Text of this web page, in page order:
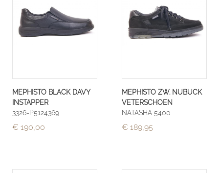
MEPHISTO BLACK DAVY
INSTAPPER
3326-P5124369
€ 190,00
MEPHISTO ZW. NUBUCK
VETERSCHOEN
NATASHA 5400
€ 189,95